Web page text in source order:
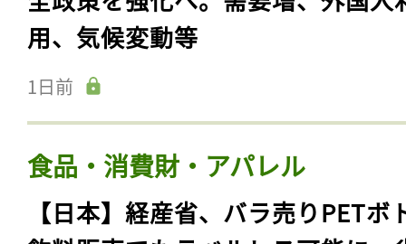
用、気候変動等
1日前
食品・消費財・アパレル
【日本】経産省、バラ売りPETボ